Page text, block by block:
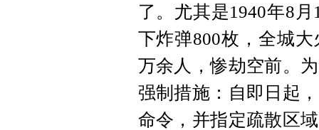
了。尤其是1940年8
下炸弹800枚，全城
万余人，惨劫空前。
强制措施：自即日起
命令，并指定疏散区